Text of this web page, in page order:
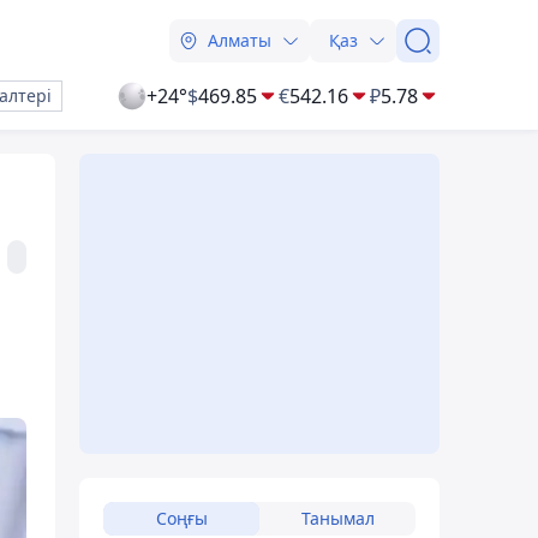
Алматы Қаз
+24°$469.85 €542.16 ₽5.78
Соңғы Танымал